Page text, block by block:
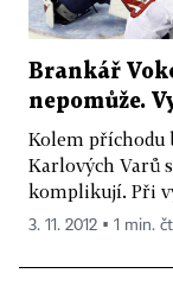
Brankář
nepomůže.
Kolem příchodu
Karlových Varů
komplikují. Při
3. 11. 2012 ▪ 1 min.